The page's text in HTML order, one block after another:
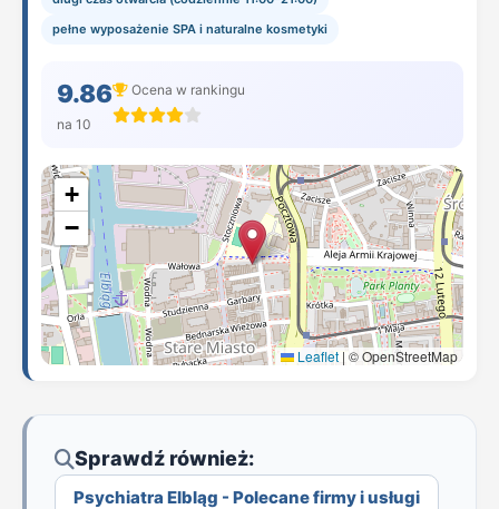
pełne wyposażenie SPA i naturalne kosmetyki
9.86
na 10
Ocena w rankingu
+
−
Leaflet | © OpenStreetMap
Sprawdź również:
Psychiatra Elbląg - Polecane firmy i usługi